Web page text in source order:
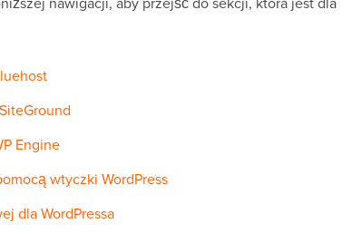
Engine
wtyczki WordPress
dla WordPressa